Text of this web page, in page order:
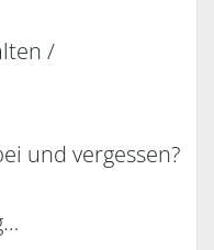
/
und vergessen?